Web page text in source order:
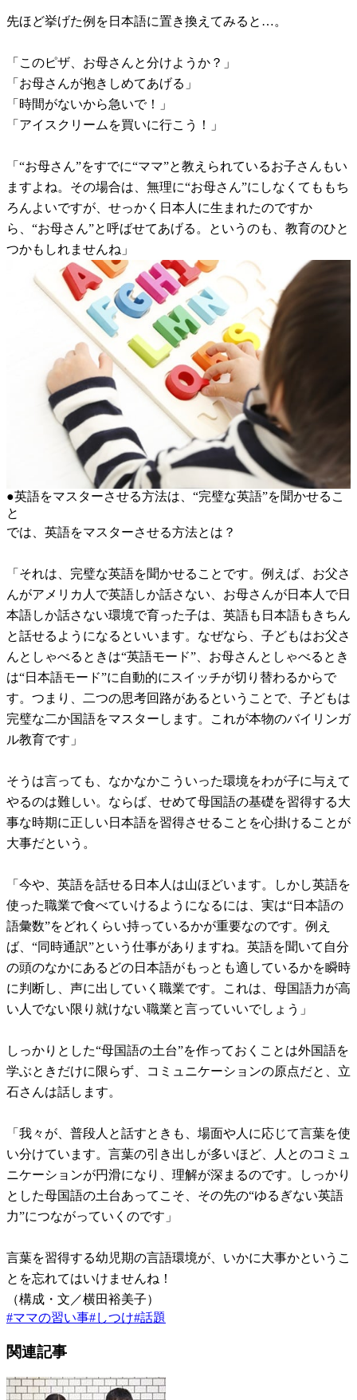
先ほど挙げた例を日本語に置き換えてみると…。
「このピザ、お母さんと分けようか？」
「お母さんが抱きしめてあげる」
「時間がないから急いで！」
「アイスクリームを買いに行こう！」
「“お母さん”をすでに“ママ”と教えられているお子さんもい
ますよね。その場合は、無理に“お母さん”にしなくてももち
ろんよいですが、せっかく日本人に生まれたのですか
ら、“お母さん”と呼ばせてあげる。というのも、教育のひと
つかもしれませんね」
●英語をマスターさせる方法は、“完璧な英語”を聞かせるこ
と
では、英語をマスターさせる方法とは？
「それは、完璧な英語を聞かせることです。例えば、お父さ
んがアメリカ人で英語しか話さない、お母さんが日本人で日
本語しか話さない環境で育った子は、英語も日本語もきちん
と話せるようになるといいます。なぜなら、子どもはお父さ
んとしゃべるときは“英語モード”、お母さんとしゃべるとき
は“日本語モード”に自動的にスイッチが切り替わるからで
す。つまり、二つの思考回路があるということで、子どもは
完璧な二か国語をマスターします。これが本物のバイリンガ
ル教育です」
そうは言っても、なかなかこういった環境をわが子に与えて
やるのは難しい。ならば、せめて母国語の基礎を習得する大
事な時期に正しい日本語を習得させることを心掛けることが
大事だという。
「今や、英語を話せる日本人は山ほどいます。しかし英語を
使った職業で食べていけるようになるには、実は“日本語の
語彙数”をどれくらい持っているかが重要なのです。例え
ば、“同時通訳”という仕事がありますね。英語を聞いて自分
の頭のなかにあるどの日本語がもっとも適しているかを瞬時
に判断し、声に出していく職業です。これは、母国語力が高
い人でない限り就けない職業と言っていいでしょう」
しっかりとした“母国語の土台”を作っておくことは外国語を
学ぶときだけに限らず、コミュニケーションの原点だと、立
石さんは話します。
「我々が、普段人と話すときも、場面や人に応じて言葉を使
い分けています。言葉の引き出しが多いほど、人とのコミュ
ニケーションが円滑になり、理解が深まるのです。しっかり
とした母国語の土台あってこそ、その先の“ゆるぎない英語
力”につながっていくのです」
言葉を習得する幼児期の言語環境が、いかに大事かというこ
とを忘れてはいけませんね！
（構成・文／横田裕美子）
#ママの習い事#しつけ#話題
関連記事